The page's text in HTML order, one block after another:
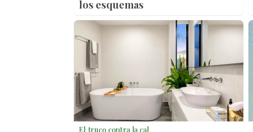
los esquemas
El truco contra la cal